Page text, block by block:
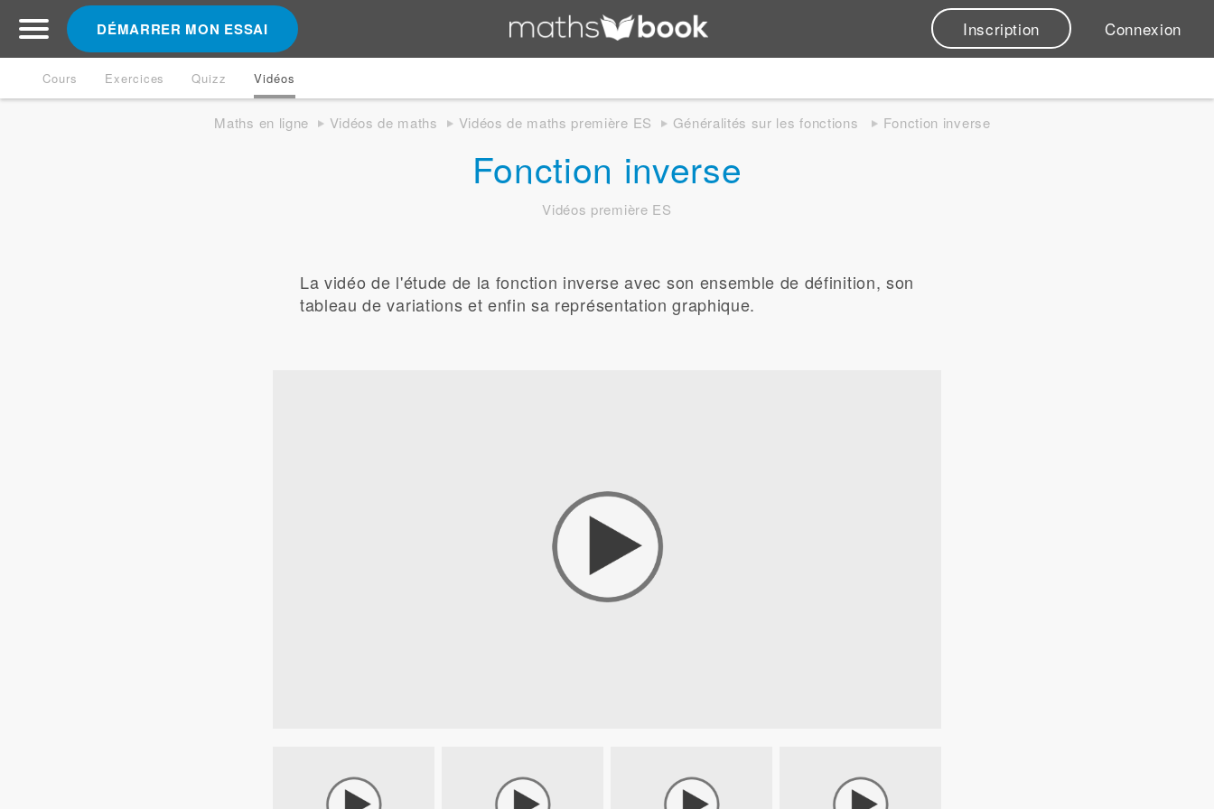
DÉMARRER MON ESSAI Inscription Connexion
Cours Exercices Quizz Vidéos
Maths en ligne Vidéos de maths Vidéos de maths première ES Généralités sur les fonctions Fonction inverse
Fonction inverse
Vidéos première ES
La vidéo de l'étude de la fonction inverse avec son ensemble de définition, son
tableau de variations et enfin sa représentation graphique.